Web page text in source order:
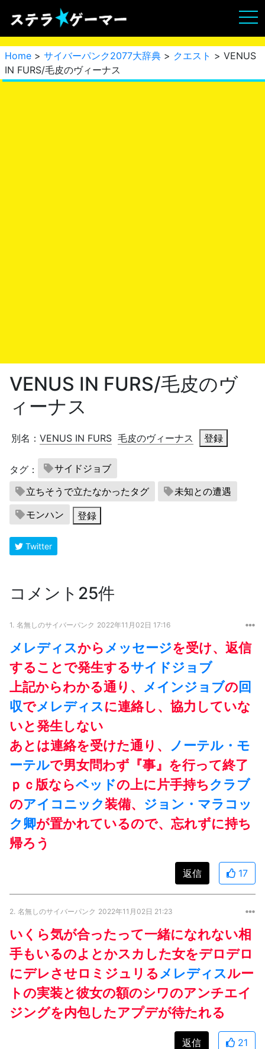
Home > サイバーパンク2077大辞典 > クエスト > VENUS
IN FURS/毛皮のヴィーナス
VENUS IN FURS/毛皮のヴ
ィーナス
別名： VENUS IN FURS 毛皮のヴィーナス 登録
タグ：
サイドジョブ
立ちそうで立たなかったタグ
未知との遭遇
モンハン
登録
Twitter
コメント25件
1. 名無しのサイバーパンク 2022年11月02日 17:16
メレディスから メッセージを受け、返信
することで発生するサイドジョブ
上記からわかる通り、
メインジョブの回
収でメレディスに連絡し、協力していな
いと発生しない
あとは連絡を受けた通り、
ノーテル・モ
ーテルで男女問わず『事』を行って終了
ｐｃ版ならベッドの上に片手持ちクラブ
のアイコニック装備、 ジョン・マラコッ
ク卿が置かれているので、忘れずに持ち
帰ろう
返信 17
2. 名無しのサイバーパンク 2022年11月02日 21:23
いくら気が合ったって一緒になれない相
手もいるのよとかスカした女をデロデロ
にデレさせロミジュリる メレディスルー
トの実装と彼女の額のシワのアンチエイ
ジングを内包したアプデが待たれる
返信 21